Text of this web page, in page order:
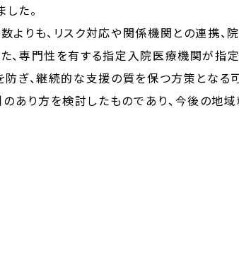
た。
よりも、リスク対応や関係機関との連携
、専門性を有する指定入院医療機関が指
防ぎ、継続的な支援の質を保つ方策となる
あり方を検討したものであり、今後の地